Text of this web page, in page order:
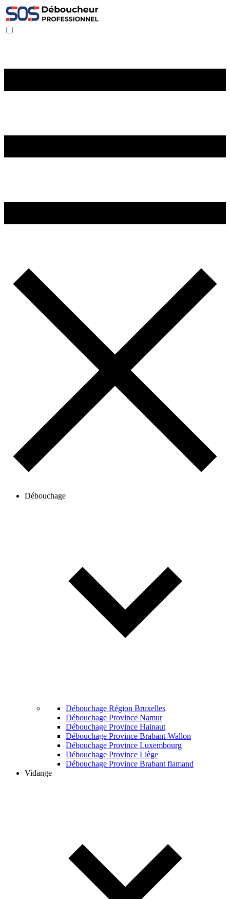
Débouchage
Débouchage Région Bruxelles
Débouchage Province Namur
Débouchage Province Hainaut
Débouchage Province Brabant-Wallon
Débouchage Province Luxembourg
Débouchage Province Liège
Débouchage Province Brabant flamand
Vidange